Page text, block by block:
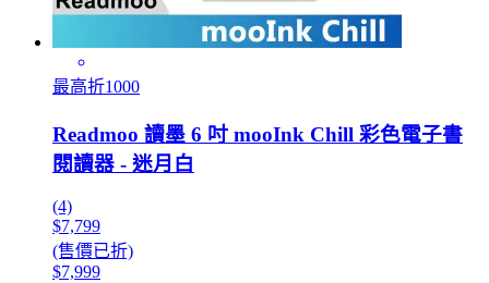
最高折1000
Readmoo 讀墨 6 吋 mooInk Chill 彩色電子書
閱讀器 - 迷月白
(4)
$7,799
(售價已折)
$7,999